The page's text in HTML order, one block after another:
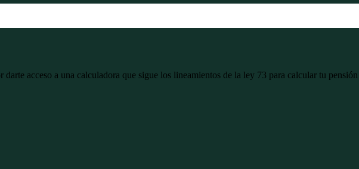
acceso a una calculadora que sigue los lineamientos de la ley 73 para calcular tu